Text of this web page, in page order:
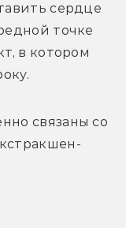
сердце
точке
в котором
связаны со